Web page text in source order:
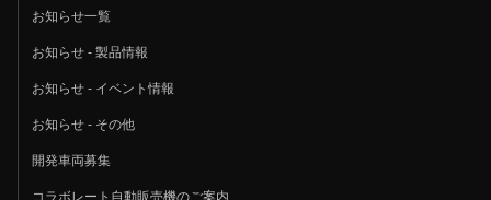
お知らせ一覧
お知らせ - 製品情報
お知らせ - イベント情報
お知らせ - その他
開発車両募集
コラボレート自動販売機のご案内